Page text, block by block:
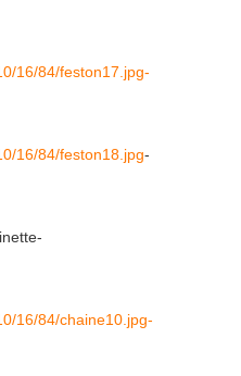
16/84/feston17.jpg-
16/84/feston18.jpg-
16/84/chaine10.jpg-